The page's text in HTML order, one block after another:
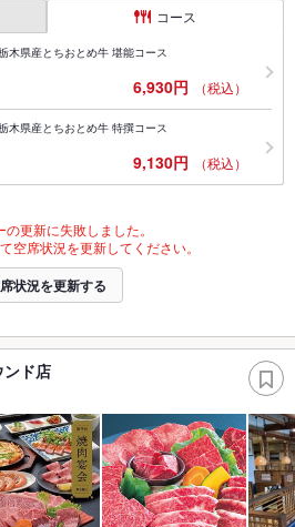
コース
木県産とちおとめ牛 堪能コース
6,930円 （税込）
木県産とちおとめ牛 特撰コース
9,130円 （税込）
の更新に失敗しました。
空席状況を更新してください。
状況を更新する
ンド店